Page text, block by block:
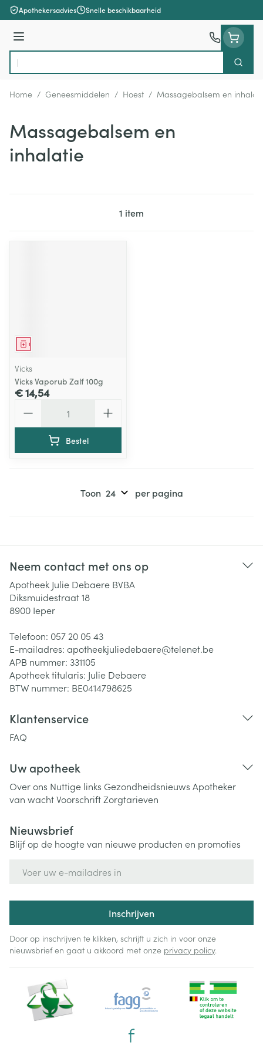
Ga naar de inhoud
Apothekersadvies Snelle beschikbaarheid
Menu
Product, merk, categorie...
Zoek
Home / Geneesmiddelen / Hoest / Massagebalsem en
Massagebalsem en
inhalatie
1 item
Geneesmiddel
Vicks
Vicks Vaporub Zalf 100g
€ 14,54
Bestel
Toon per pagina
Neem contact met ons op
Apotheek Julie Debaere BVBA
Diksmuidestraat 18
8900 Ieper
Telefoon: 057 20 05 43
E-mailadres: apotheekjuliedebaere@telenet.be
APB nummer: 331105
Apotheek titularis: Julie Debaere
BTW nummer: BE0414798625
Klantenservice
FAQ
Uw apotheek
Over ons Nuttige links Gezondheidsnieuws Apotheker
van wachtVoorschriftZorgtarieven
Nieuwsbrief
Blijf op de hoogte van nieuwe producten en promoties
Inschrijven
Door op inschrijven te klikken, schrijft u zich in voor onze
nieuwsbrief en gaat u akkoord met onze privacy policy.